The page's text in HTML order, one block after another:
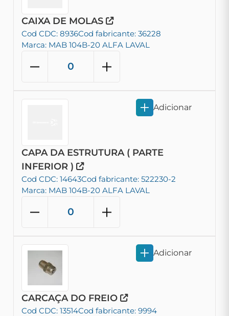
CAIXA DE MOLAS
Cod CDC: 8936Cod fabricante: 36228
Marca: MAB 104B-20 ALFA LAVAL
CAPA DA ESTRUTURA ( PARTE
INFERIOR )
Cod CDC: 14643Cod fabricante: 522230-2
Marca: MAB 104B-20 ALFA LAVAL
Adicionar
CARCAÇA DO FREIO
Cod CDC: 13514Cod fabricante: 9994
Adicionar